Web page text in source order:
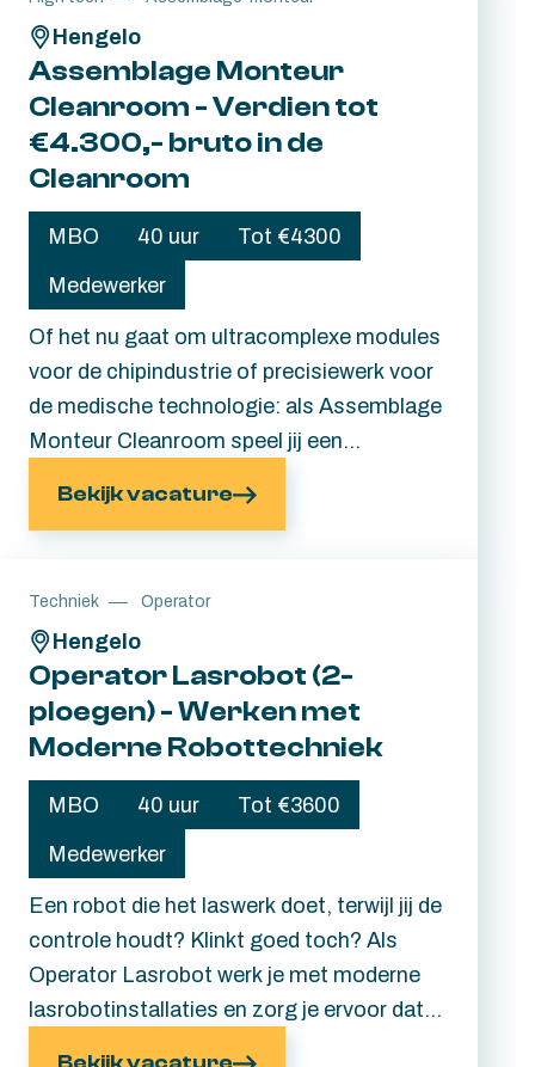
blijven. Sleutelen aan jouw toekomst?
Lees snel verder.
Assemblage Monteur
Cleanroom - Verdien tot
€4.300,- bruto in de
Cleanroom
MBO
40 uur
Tot €4300
Medewerker
Hengelo
Of het nu gaat om ultracomplexe modules
voor de chipindustrie of precisiewerk voor
de medische technologie: als Assemblage
Monteur Cleanroom speel jij een
hoogwaardige technische producten. Dit
iemand met passie voor techniek. Klinkt dit
als iets voor jou? Lees snel verder.
Bekijk vacature
Techniek Operator
Operator Lasrobot (2-
ploegen) - Werken met
Moderne Robottechniek
MBO
40 uur
Tot €3600
Medewerker
Hengelo
Een robot die het laswerk doet, terwijl jij de
controle houdt? Klinkt goed toch? Als
Operator Lasrobot werk je met moderne
lasrobotinstallaties en zorg je ervoor dat